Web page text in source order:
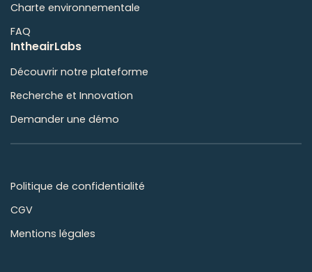
Charte environnementale
FAQ
IntheairLabs
Découvrir notre plateforme
Recherche et Innovation
Demander une démo
Politique de confidentialité
CGV
Mentions légales